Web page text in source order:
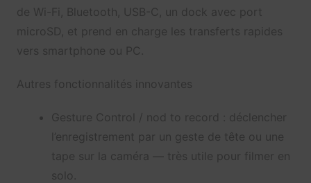
de Wi-Fi, Bluetooth, USB-C, un dock avec port
microSD, et prend en charge les transferts rapides
vers smartphone ou PC.
Autres fonctionnalités innovantes
Gesture Control / nod to record : déclencher
l’enregistrement par un geste de tête ou une
tape sur la caméra — très utile pour filmer en
solo.